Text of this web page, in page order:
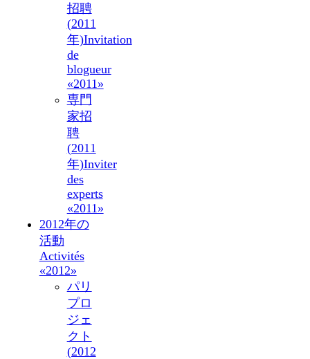
招聘
(2011
年)Invitation
de
blogueur
«2011»
専門
家招
聘
(2011
年)Inviter
des
experts
«2011»
2012年の
活動
Activités
«2012»
パリ
プロ
ジェ
クト
(2012